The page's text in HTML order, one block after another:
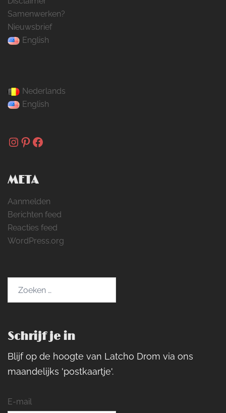
Samenwerken?
Nieuwsbrief
English
Nederlands
English
Instagram
Pinterest
Facebook
META
Aanmelden
Berichten feed
Reacties feed
WordPress.org
naar:
Schrijf je in
Blijf op de hoogte van Latcho Drom via ons
maandelijks 'postkaartje'.
E-mail